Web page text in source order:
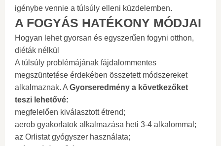
igénybe vennie a túlsúly elleni küzdelemben.
A FOGYÁS HATÉKONY MÓDJAI
Hogyan lehet gyorsan és egyszerűen fogyni otthon,
diéták nélkül
A túlsúly problémájának fájdalommentes
megszüntetése érdekében összetett módszereket
alkalmaznak. A Gyorseredmény a következőket
teszi lehetővé:
megfelelően kiválasztott étrend;
aerob gyakorlatok alkalmazása heti 3-4 alkalommal;
az Orlistat gyógyszer használata;